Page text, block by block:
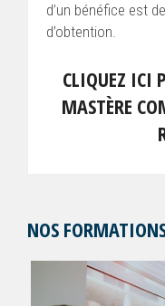
d’un bénéfice est
d’obtention.
CLIQUEZ ICI
MASTÈRE
NOS